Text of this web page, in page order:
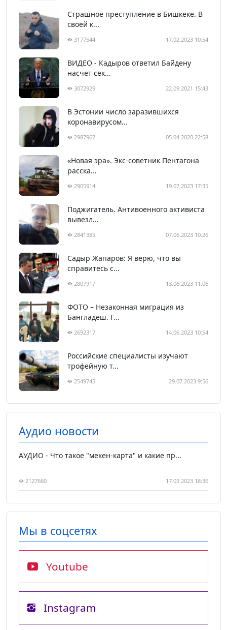
Страшное преступление в Бишкеке. В
своей к...
3177544 17.02.2023 10:54
ВИДЕО - Кадыров ответил Байдену
насчет сек...
3072929 22.09.2021 15:43
В Эстонии число заразившихся
коронавирусом...
2987962 05.04.2020 22:58
«Новая эра». Экс-советник Пентагона
расска...
2905914 19.07.2023 17:35
Поджигатель. Антивоенного активиста
вывезл...
2841385 07.06.2023 10:26
Садыр Жапаров: Я верю, что вы
справитесь с...
2807917 13.06.2023 11:06
ФОТО – Незаконная миграция из
Бангладеш. Г...
2692317 14.06.2023 10:54
Российские специалисты изучают
трофейную т...
2549745 29.07.2023 9:56
Аудио новости
АУДИО - Что такое "мекен-карта" и какие пр...
2127660 17.03.2023 18:36
Мы в соцсетях
Youtube
Instagram